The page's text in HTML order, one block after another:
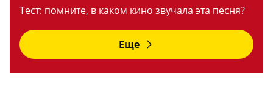
Тест: помните, в каком кино звучала эта песня?
Еще